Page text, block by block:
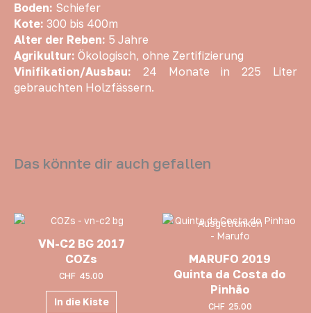
Boden: Schiefer
Kote: 300 bis 400m
Alter der Reben: 5 Jahre
Agrikultur: Ökologisch, ohne Zertifizierung
Vinifikation/Ausbau: 24 Monate in 225 Liter
gebrauchten Holzfässern.
Das könnte dir auch gefallen
VN-C2 BG 2017
COZs
CHF 45.00
In die Kiste
Ausgetrunken
MARUFO 2019
Quinta da Costa do
Pinhão
CHF 25.00